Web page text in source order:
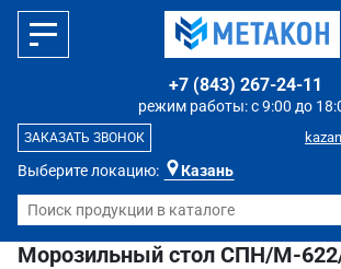
Выберите локацию: Казань
режим работы: с 9:00 до
+7 (843) 267-24-11
ЗАКАЗАТЬ ЗВОНОК
Морозильный стол СПН/М-